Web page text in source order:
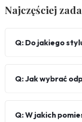
Najczęściej
Q: Do jakiego
Q: Jak wybrać
Q: W jakich